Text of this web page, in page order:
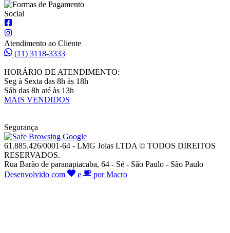
Social
Atendimento ao Cliente
(11) 3118-3333
HORÁRIO DE ATENDIMENTO:
Seg à Sexta das 8h às 18h
Sáb das 8h até às 13h
MAIS VENDIDOS
Segurança
61.885.426/0001-64 - LMG Joias LTDA © TODOS DIREITOS
RESERVADOS.
Rua Barão de paranapiacaba, 64 - Sé - São Paulo - São Paulo
Desenvolvido com
e por Macro